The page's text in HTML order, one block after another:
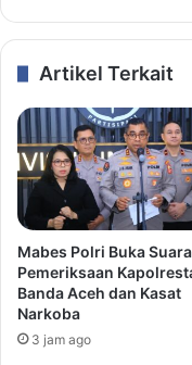
Artikel Terkait
Mabes Polri Buka
Pemeriksaan
Banda Aceh dan Kasat
Narkoba
3 jam ago